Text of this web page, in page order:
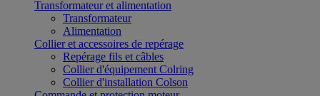
Transformateur et alimentation
Transformateur
Alimentation
Collier et accessoires de repérage
Repérage fils et câbles
Collier d'équipement Colring
Collier d'installation Colson